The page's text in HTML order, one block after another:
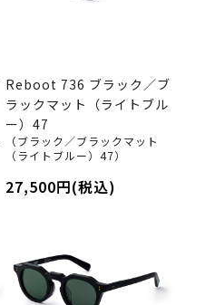
Reboot 736 ブラック／ブ
ラックマット（ライトブル
ー）47
（ブラック／ブラックマット
（ライトブルー）47）
27,500円(税込)